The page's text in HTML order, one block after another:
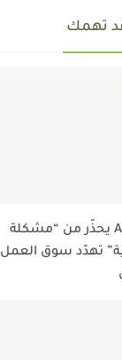
تهمك
رئيس AMS يحذّر من “مشكلة
تهدّد سوق العمل